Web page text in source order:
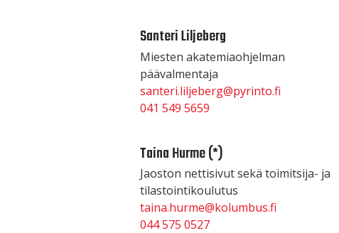
Santeri Liljeberg
Miesten akatemiaohjelman
päävalmentaja
santeri.liljeberg@pyrinto.fi
041 549 5659
Taina Hurme (*)
Jaoston nettisivut sekä toimitsija- ja
tilastointikoulutus
taina.hurme@kolumbus.fi
044 575 0527